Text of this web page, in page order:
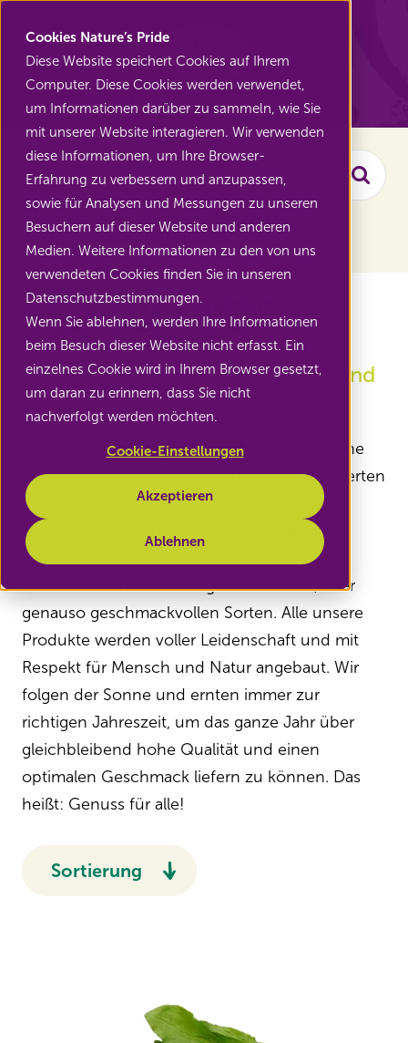
Cookies Nature’s Pride
Diese Website speichert Cookies auf Ihrem
Computer. Diese Cookies werden verwendet,
um Informationen darüber zu sammeln, wie Sie
mit unserer Website interagieren. Wir verwenden
diese Informationen, um Ihre Browser-
Erfahrung zu verbessern und anzupassen,
sowie für Analysen und Messungen zu unseren
Besuchern auf dieser Website und anderen
Medien. Weitere Informationen zu den von uns
verwendeten Cookies finden Sie in unseren
Datenschutzbestimmungen.
Wenn Sie ablehnen, werden Ihre Informationen
beim Besuch dieser Website nicht erfasst. Ein
einzelnes Cookie wird in Ihrem Browser gesetzt,
um daran zu erinnern, dass Sie nicht
nachverfolgt werden möchten.
Cookie-Einstellungen
Akzeptieren
Ablehnen
Zurück zu Home
Sortiment filtern
Welt-Sortiment
Das köstlichste exotische Obst und
Gemüse
Nature's Pride bietet das köstlichste exotische
Obst und Gemüse, das von unseren engagierten
Produzenten weltweit angebaut wird. Unser
breites, qualitativ hochwertiges Sortiment
umfasst eine breite Auswahl von essreifen
Früchten bis hin zu weniger bekannten, aber
genauso geschmackvollen Sorten. Alle unsere
Produkte werden voller Leidenschaft und mit
Respekt für Mensch und Natur angebaut. Wir
folgen der Sonne und ernten immer zur
richtigen Jahreszeit, um das ganze Jahr über
gleichbleibend hohe Qualität und einen
optimalen Geschmack liefern zu können. Das
heißt: Genuss für alle!
Sortierung